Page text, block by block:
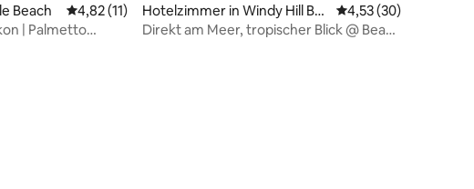
von 5, 8 Bewertungen
Beach Durchschnittliche Bewertung: 4,82 von 5, 11 Bewertungen
4,82 (11)
| Palmetto
Hotelzimmer in Windy Hill Be
ach
Durchschnittliche
4,53 (30)
Direkt am Meer, tropischer Blick @ Beach